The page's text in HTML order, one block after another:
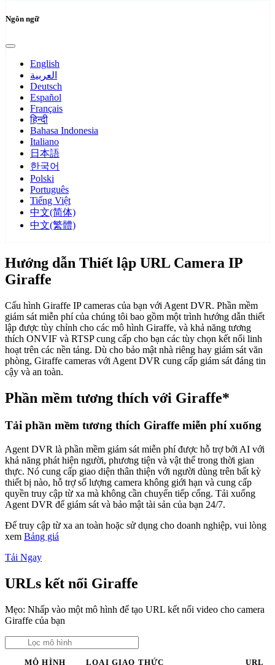
Ngôn ngữ
English
العربية
Deutsch
Español
Français
हिन्दी
Bahasa Indonesia
Italiano
日本語
한국어
Polski
Português
Tiếng Việt
中文(简体)
中文(繁體)
Hướng dẫn Thiết lập URL Camera IP
Giraffe
Cấu hình Giraffe IP cameras của bạn với Agent DVR. Phần mềm
giám sát miễn phí của chúng tôi bao gồm một trình hướng dẫn thiết
lập được tùy chỉnh cho các mô hình Giraffe, và khả năng tương
thích ONVIF và RTSP cung cấp cho bạn các tùy chọn kết nối linh
hoạt trên các nền tảng. Dù cho bảo mật nhà riêng hay giám sát văn
phòng, Giraffe cameras với Agent DVR cung cấp giám sát đáng tin
cậy và an toàn.
Phần mềm tương thích với Giraffe*
Tải phần mềm tương thích Giraffe miễn phí xuống
Agent DVR là phần mềm giám sát miễn phí được hỗ trợ bởi AI với
khả năng phát hiện người, phương tiện và vật thể trong thời gian
thực. Nó cung cấp giao diện thân thiện với người dùng trên bất kỳ
thiết bị nào, hỗ trợ số lượng camera không giới hạn và cung cấp
quyền truy cập từ xa mà không cần chuyển tiếp cổng. Tải xuống
Agent DVR để giám sát và bảo mật tài sản của bạn 24/7.
Để truy cập từ xa an toàn hoặc sử dụng cho doanh nghiệp, vui lòng
xem Bảng giá
Tải Ngay
URLs kết nối Giraffe
Mẹo: Nhấp vào một mô hình để tạo URL kết nối video cho camera
Giraffe của bạn
MÔ HÌNH LOẠI GIAO THỨC URL